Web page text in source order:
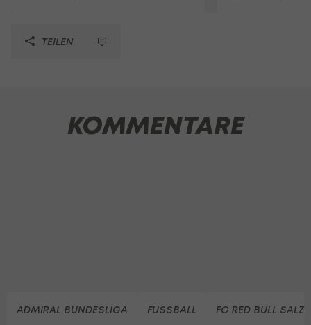
TEILEN
KOMMENTARE
ADMIRAL BUNDESLIGA FUSSBALL FC RED BULL